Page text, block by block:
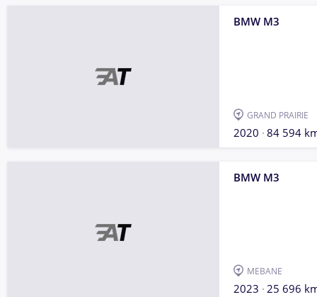
BMW M3
GRAND PRAIRIE
2020 84 594
BMW M3
MEBANE
2023 25 696